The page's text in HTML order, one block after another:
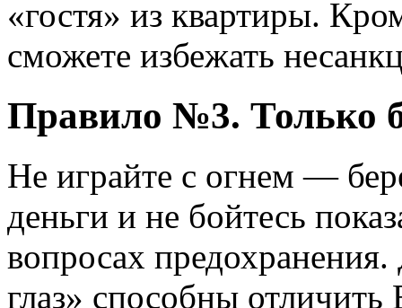
«гостя» из квартиры.
сможете избежать
Правило №3. Только
Не играйте с огнем —
деньги и не бойтесь
вопросах
глаз» способны